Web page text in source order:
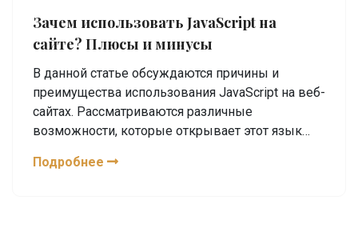
Зачем использовать JavaScript на
сайте? Плюсы и минусы
В данной статье обсуждаются причины и
преимущества использования JavaScript на веб-
сайтах. Рассматриваются различные
возможности, которые открывает этот язык
функции и интересные факты. Статья будет
Подробнее